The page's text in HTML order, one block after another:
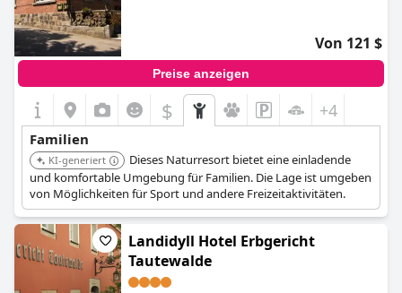
Von 121 $
Preise anzeigen
$ +4
Familien
KI-generiert
Dieses Naturresort bietet eine einladende
und komfortable Umgebung für Familien. Die Lage ist umgeben
von Möglichkeiten für Sport und andere Freizeitaktivitäten.
Landidyll Hotel Erbgericht
Tautewalde